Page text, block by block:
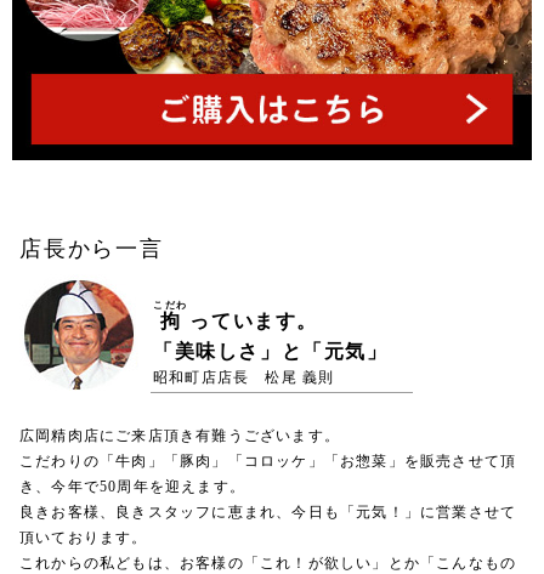
店長から一言
拘
こだわ
っています。
「美味しさ」と「元気」
昭和町店店長 松尾 義則
広岡精肉店にご来店頂き有難うございます。
こだわりの「牛肉」「豚肉」「コロッケ」「お惣菜」を販売させて頂
き、今年で50周年を迎えます。
良きお客様、良きスタッフに恵まれ、今日も「元気！」に営業させて
頂いております。
これからの私どもは、お客様の「これ！が欲しい」とか「こんなもの